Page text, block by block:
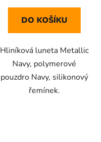
DO KOŠÍKU
Hliníková luneta Metallic
Navy, polymerové
pouzdro Navy, silikonový
řemínek.